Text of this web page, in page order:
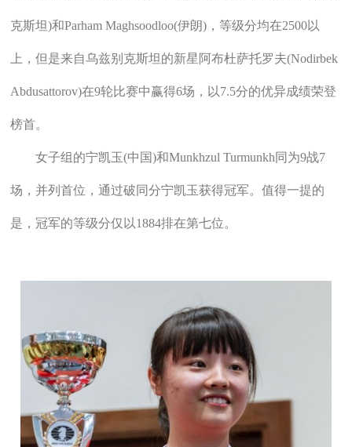
克斯坦)和Parham Maghsoodloo(伊朗)，等级分均在2500以
上，但是来自乌兹别克斯坦的新星阿布杜萨托罗夫(Nodirbek
Abdusattorov)在9轮比赛中赢得6场，以7.5分的优异成绩荣登
榜首。
女子组的宁凯玉(中国)和Munkhzul Turmunkh同为9战7
场，并列首位，通过破同分宁凯玉获得冠军。值得一提的
是，冠军的等级分仅以1884排在第七位。